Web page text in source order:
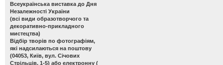
Всеукраїнська виставка до Дня
Незалежності України
(всі види образотворчого та
декоративно-прикладного
мистецтва)
Відбір творів по фотографіям,
які надсилаються на поштову
(04053, Київ, вул. Січових
Стрільців, 1-5) або електронну (